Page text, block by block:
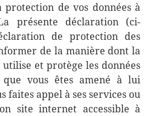
de vos données à
présente déclaration (ci-
de protection des
de la manière dont la
et protège les données
vous êtes amené à lui
faites appel à ses services ou
site internet accessible à